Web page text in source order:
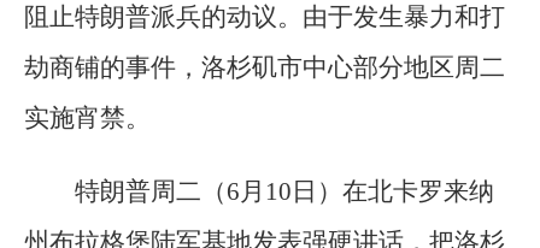
阻止特朗普派兵的动议。由于发生暴力和打
劫商铺的事件，洛杉矶市中心部分地区周二
实施宵禁。
特朗普周二（6月10日）在北卡罗来纳
州布拉格堡陆军基地发表强硬讲话，把洛杉